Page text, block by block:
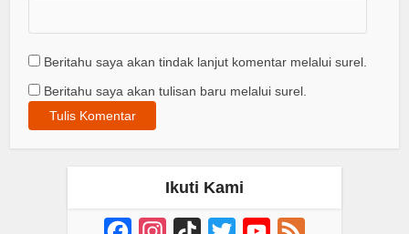
Beritahu saya akan tindak lanjut komentar melalui surel.
Beritahu saya akan tulisan baru melalui surel.
Ikuti Kami
FacebookInstagram
TikTok Twitter YouTube